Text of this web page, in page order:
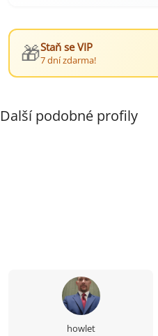
🎁Staň se VIP
7 dní zdarma!
Další podobné profily
howlet